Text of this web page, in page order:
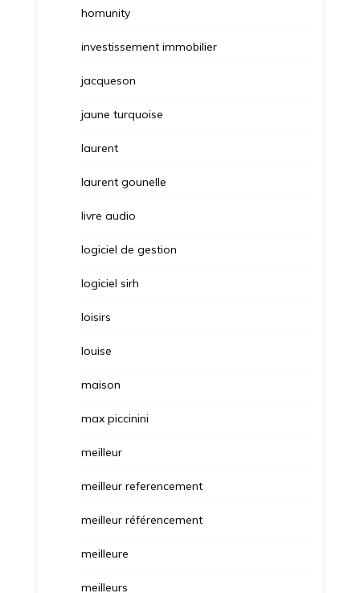
homunity
investissement immobilier
jacqueson
jaune turquoise
laurent
laurent gounelle
livre audio
logiciel de gestion
logiciel sirh
loisirs
louise
maison
max piccinini
meilleur
meilleur referencement
meilleur référencement
meilleure
meilleurs